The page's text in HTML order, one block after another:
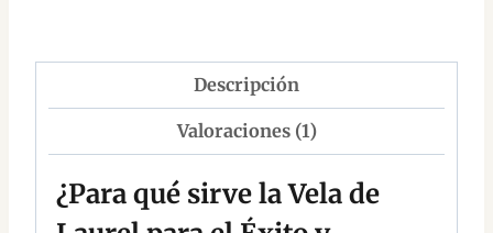
Descripción
Valoraciones (1)
¿Para qué sirve la Vela de